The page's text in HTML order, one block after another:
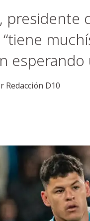
presidente
esperando
Redacción D10